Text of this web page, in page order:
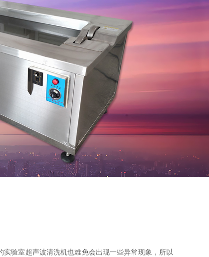
验室超声波清洗机也难免会出现一些异常现象，所以